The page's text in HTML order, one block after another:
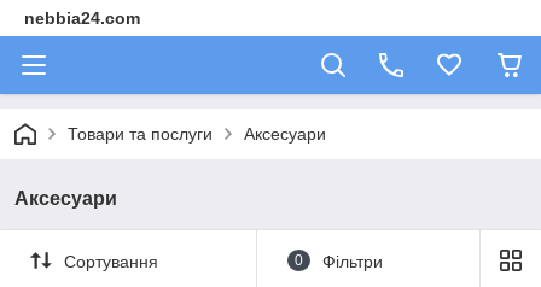
nebbia24.com
Товари та послуги Аксесуари
Аксесуари
Сортування 0 Фільтри